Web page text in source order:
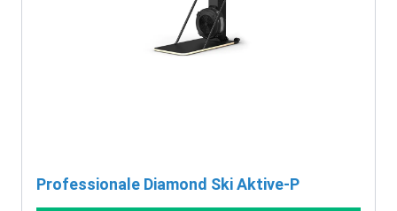
Professionale Diamond Ski Aktive-P